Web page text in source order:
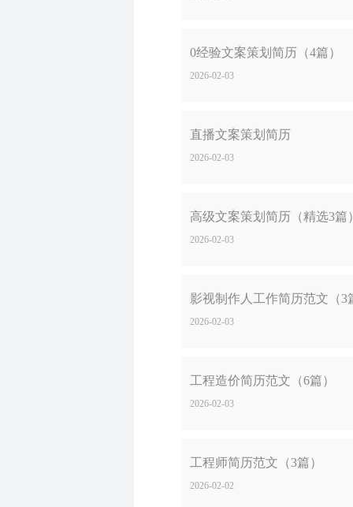
0经验文案策划简历（4篇）
2026-02-03
直播文案策划简历
2026-02-03
高级文案策划简历（精选3篇
2026-02-03
影视制作人工作简历范文（3
2026-02-03
工程造价简历范文（6篇）
2026-02-03
工程师简历范文（3篇）
2026-02-02